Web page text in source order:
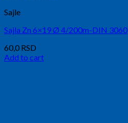
Sajle
Sajla Zn 6×19 Ø 4/200m-DIN 3060
60,0 RSD
Add to cart